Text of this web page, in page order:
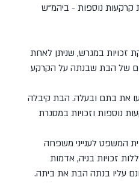
נוספות - ביהמ"ש
במגרש, שניתן לאחת
של הבת שבנתה על הקרקע
את בתם ובעלה. הבת קיבלה
קרקעות נוספות וזכויות במסגרת
המשפט לענייני משפחה
זכויות בניה, אדמות
מכסת מים, מכסת ביצים ועוד, למעט המגרש ששטחו 1.08 דונם עליו בנתה הבת את ביתה.